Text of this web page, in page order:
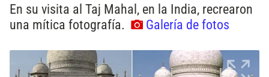
En su visita al Taj Mahal, en la India, recrearon
una mítica fotografía.
Galería de fotos